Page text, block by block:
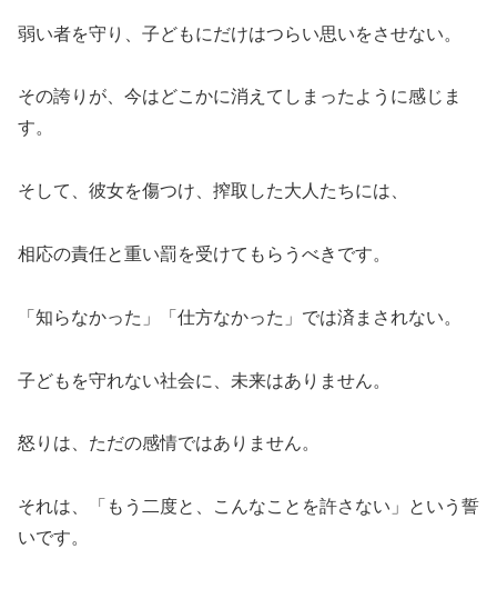
弱い者を守り、子どもにだけはつらい思いをさせない。
その誇りが、今はどこかに消えてしまったように感じま
す。
そして、彼女を傷つけ、搾取した大人たちには、
相応の責任と重い罰を受けてもらうべきです。
「知らなかった」「仕方なかった」では済まされない。
子どもを守れない社会に、未来はありません。
怒りは、ただの感情ではありません。
それは、「もう二度と、こんなことを許さない」という誓
いです。